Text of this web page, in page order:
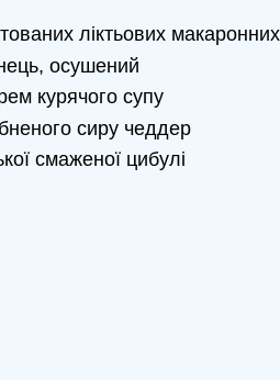
ліктьових
осушений
курячого супу
сиру чеддер
смаженої цибулі